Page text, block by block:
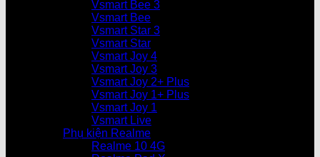
Vsmart Bee 3
Vsmart Bee
Vsmart Star 3
Vsmart Star
Vsmart Joy 4
Vsmart Joy 3
Vsmart Joy 2+ Plus
Vsmart Joy 1+ Plus
Vsmart Joy 1
Vsmart Live
Phụ kiện Realme
Realme 10 4G